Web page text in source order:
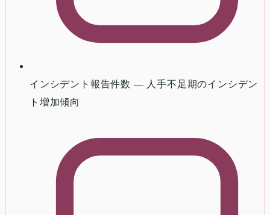
インシデント報告件数 — 人手不足期のインシデン
ト増加傾向